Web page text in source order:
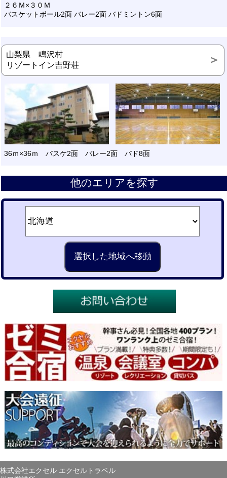
２６Ｍ×３０Ｍ
バスケットボール2面 バレー2面 バドミントン6面
山梨県 鳴沢村
リゾートイン吉野荘
36ｍ×36ｍ バスケ2面 バレー2面 バド8面
他のエリアを探す
株式会社エクセル エクセルトラベル